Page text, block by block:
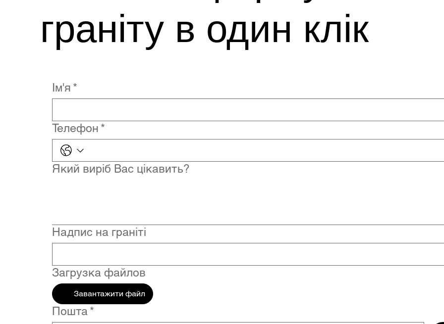
граніту в один клік
Ім'я *
Телефон *
Який виріб Вас цікавить?
Надпис на граніті
Загрузка файлов
Завантажити файл
Пошта *